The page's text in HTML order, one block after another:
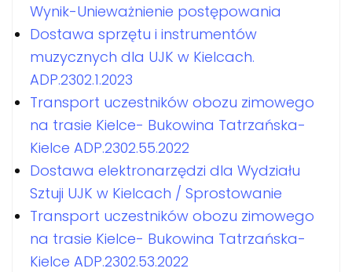
Wynik-Unieważnienie postępowania
Dostawa sprzętu i instrumentów
muzycznych dla UJK w Kielcach.
ADP.2302.1.2023
Transport uczestników obozu zimowego
na trasie Kielce- Bukowina Tatrzańska-
Kielce ADP.2302.55.2022
Dostawa elektronarzędzi dla Wydziału
Sztuji UJK w Kielcach / Sprostowanie
Transport uczestników obozu zimowego
na trasie Kielce- Bukowina Tatrzańska-
Kielce ADP.2302.53.2022